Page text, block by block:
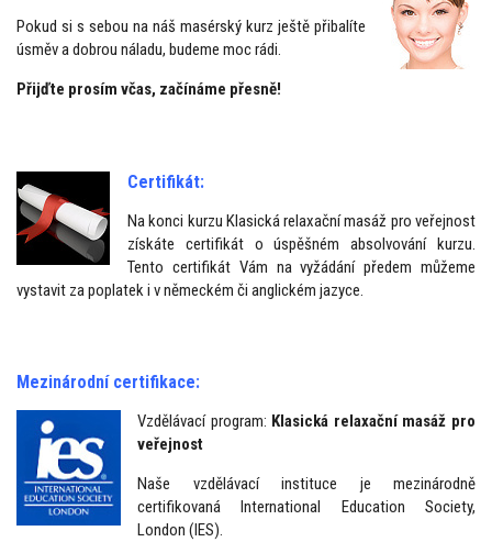
Pokud si s sebou na náš masérský kurz ještě přibalíte
úsměv a dobrou náladu, budeme moc rádi.
Přijďte prosím včas, začínáme přesně!
Certifikát:
Na konci kurzu Klasická relaxační masáž pro veřejnost
získáte certifikát o úspěšném absolvování kurzu.
Tento certifikát Vám na vyžádání předem můžeme
vystavit za poplatek i v německém či anglickém jazyce.
Mezinárodní certifikace:
Vzdělávací program: Klasická relaxační masáž pro
veřejnost
Naše vzdělávací instituce je mezinárodně
certifikovaná International Education Society,
London (IES).